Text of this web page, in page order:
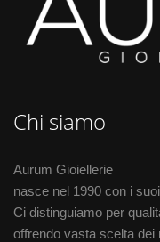
Chi siamo
Aurum Gioiellerie
nasce nel 1990 con i
Ci distinguiamo per
offrendo vasta scelta dei